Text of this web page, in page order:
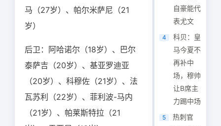
马（27岁）、帕尔米萨尼（21
岁）
后卫：阿哈诺尔（18岁）、巴尔
泰萨吉（20岁）、基亚罗迪亚
（20岁）、科穆佐（21岁）、法
瓦苏利（22岁）、菲利波-马内
（21岁）、帕莱斯特拉（21
自豪能代
表尤文
4
科贝：皇
马今夏不
再补中
场，穆帅
让B席主
力踢中场
5
热刺官